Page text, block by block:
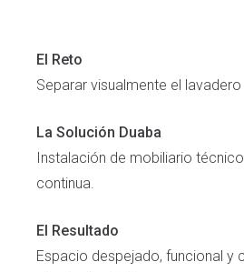
El Reto
Separar visualmente el
La Solución Duaba
Instalación de mobiliario
continua.
El Resultado
Espacio despejado, funcional y